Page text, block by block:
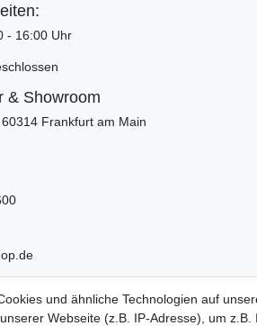
- 16:00 Uhr
& Showroom
Frankfurt am Main
und ähnliche Technologien auf
Webseite (z.B. IP-Adresse), um